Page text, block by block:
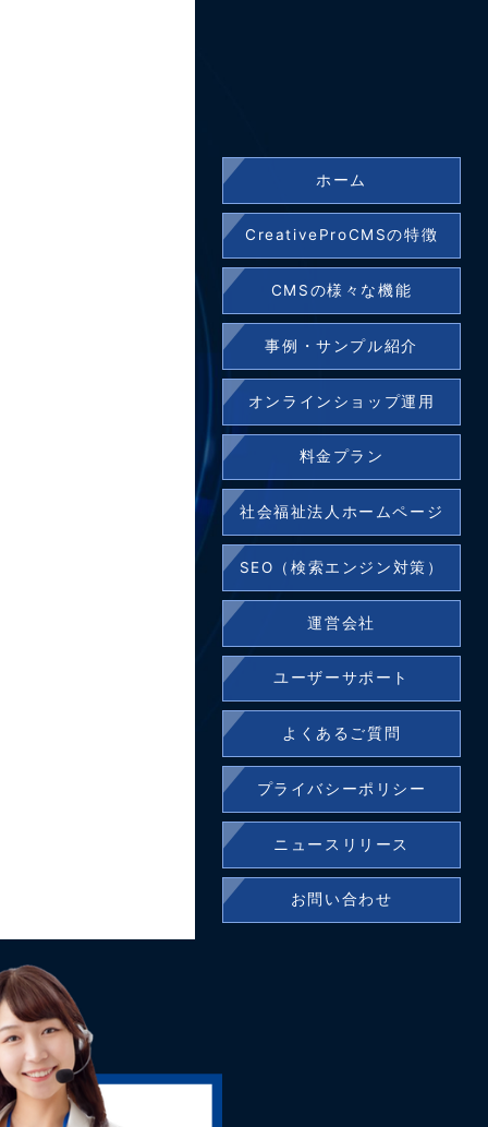
ホーム
CreativeProCMSの特徴
CMSの様々な機能
事例・サンプル紹介
オンラインショップ運用
料金プラン
社会福祉法人ホームページ
SEO（検索エンジン対策）
運営会社
ユーザーサポート
よくあるご質問
プライバシーポリシー
ニュースリリース
お問い合わせ